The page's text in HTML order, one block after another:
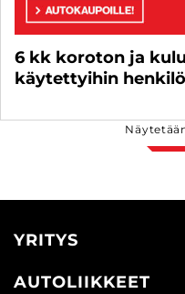
6 kk koroton ja
käytettyihin
YRITYS
AUTOLIIKKEET